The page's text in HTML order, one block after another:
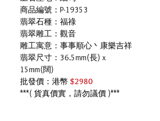
商品編號：P-19353
翡翠石種：福祿
翡翠雕工：觀音
雕工寓意：事事順心丶康樂吉祥
翡翠尺寸：36.5mm(長) x
15mm(闊)
批發價：港幣 $2980
***( 貨真價實，請勿議價 )***